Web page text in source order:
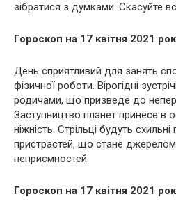
зібратися з думками. Скасуйте
Гороскоп на 17 квітня 2021
День сприятливий для занять
фізичної роботи. Вірогідні
родичами, що призведе до
Заступництво планет принесе в
ніжність. Стрільці будуть
пристрастей, що стане
неприємностей.
Гороскоп на 17 квітня 2021